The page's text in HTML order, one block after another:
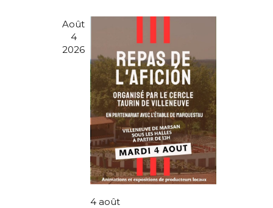
R
H
E
E
T
N
A
V
I
D
E
V
U
E
S
É
V
È
N
Août
4
2026
4 août